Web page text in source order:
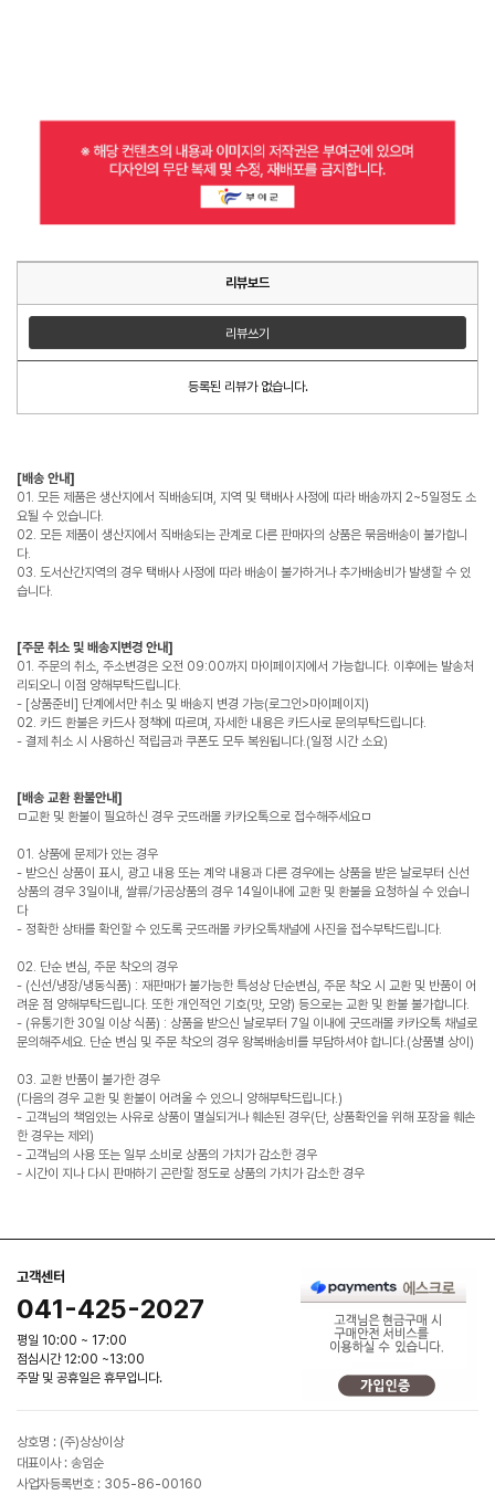
리뷰보드
리뷰쓰기
등록된 리뷰가 없습니다.
[배송 안내]
01. 모든 제품은 생산지에서 직배송되며, 지역 및 택배사 사정에 따라 배송까지 2~5일정도 소
요될 수 있습니다.
02. 모든 제품이 생산지에서 직배송되는 관계로 다른 판매자의 상품은 묶음배송이 불가합니
다.
03. 도서산간지역의 경우 택배사 사정에 따라 배송이 불가하거나 추가배송비가 발생할 수 있
습니다.
[주문 취소 및 배송지변경 안내]
01. 주문의 취소, 주소변경은 오전 09:00까지 마이페이지에서 가능합니다. 이후에는 발송처
리되오니 이점 양해부탁드립니다.
- [상품준비] 단계에서만 취소 및 배송지 변경 가능(로그인>마이페이지)
02. 카드 환불은 카드사 정책에 따르며, 자세한 내용은 카드사로 문의부탁드립니다.
- 결제 취소 시 사용하신 적립금과 쿠폰도 모두 복원됩니다.(일정 시간 소요)
[배송 교환 환불안내]
ㅁ교환 및 환불이 필요하신 경우 굿뜨래몰 카카오톡으로 접수해주세요ㅁ
01. 상품에 문제가 있는 경우
- 받으신 상품이 표시, 광고 내용 또는 계약 내용과 다른 경우에는 상품을 받은 날로부터 신선
상품의 경우 3일이내, 쌀류/가공상품의 경우 14일이내에 교환 및 환불을 요청하실 수 있습니
다
- 정확한 상태를 확인할 수 있도록 굿뜨래몰 카카오톡채널에 사진을 접수부탁드립니다.
02. 단순 변심, 주문 착오의 경우
- (신선/냉장/냉동식품) : 재판매가 불가능한 특성상 단순변심, 주문 착오 시 교환 및 반품이 어
려운 점 양해부탁드립니다. 또한 개인적인 기호(맛, 모양) 등으로는 교환 및 환불 불가합니다.
- (유통기한 30일 이상 식품) : 상품을 받으신 날로부터 7일 이내에 굿뜨래몰 카카오톡 채널로
문의해주세요. 단순 변심 및 주문 착오의 경우 왕복배송비를 부담하셔야 합니다.(상품별 상이)
03. 교환 반품이 불가한 경우
(다음의 경우 교환 및 환불이 어려울 수 있으니 양해부탁드립니다.)
- 고객님의 책임있는 사유로 상품이 멸실되거나 훼손된 경우(단, 상품확인을 위해 포장을 훼손
한 경우는 제외)
- 고객님의 사용 또는 일부 소비로 상품의 가치가 감소한 경우
- 시간이 지나 다시 판매하기 곤란할 정도로 상품의 가치가 감소한 경우
고객센터
041-425-2027
평일 10:00 ~ 17:00
점심시간 12:00 ~13:00
주말 및 공휴일은 휴무입니다.
상호명 : (주)상상이상
대표이사 : 송임순
사업자등록번호 : 305-86-00160